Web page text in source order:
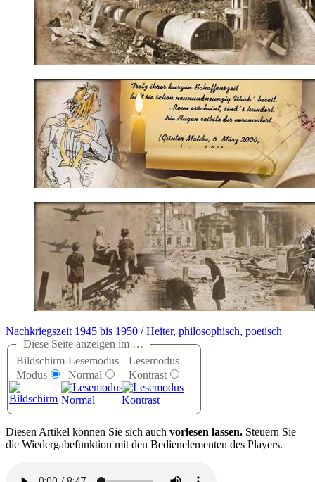
Nachkriegszeit 1945 bis 1950 /Heiter, philosophisch, poetisch
Diese Seite anzeigen im …
Bildschirm-
Modus
Lesemodus
Normal
Lesemodus
Kontrast
Diesen Artikel können Sie sich auch vorlesen lassen. Steuern Sie
die Wiedergabefunktion mit den Bedienelementen des Players.